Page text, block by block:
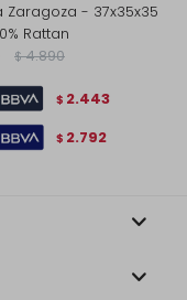
Zaragoza - 37x35x35
Rattan
$ 4.890
$ 2.443
$ 2.792